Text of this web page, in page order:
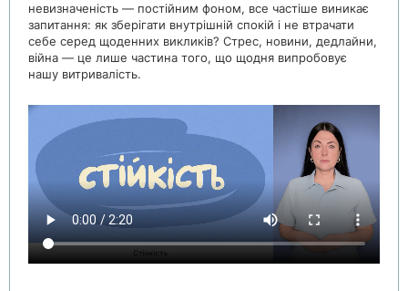
невизначеність — постійним фоном, все частіше виникає
запитання: як зберігати внутрішній спокій і не втрачати
себе серед щоденних викликів? Стрес, новини, дедлайни,
війна — це лише частина того, що щодня випробовує
нашу витривалість.